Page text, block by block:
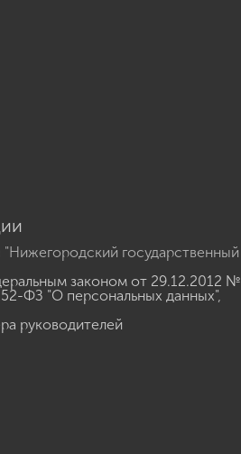
государственный
законом от 29.12.2012 №
ФЗ "О персональных данных",
руководителей